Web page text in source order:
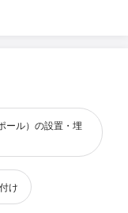
ール）の設置・埋
け